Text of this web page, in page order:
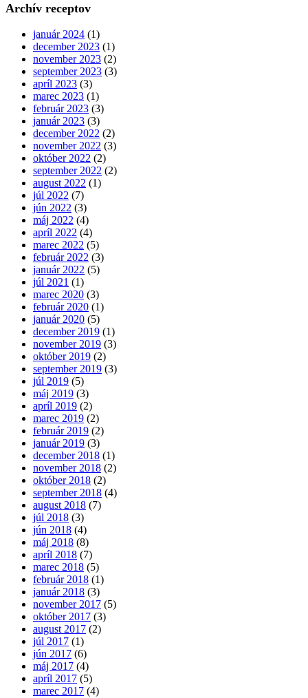
Archív receptov
január 2024 (1)
december 2023 (1)
november 2023 (2)
september 2023 (3)
apríl 2023 (3)
marec 2023 (1)
február 2023 (3)
január 2023 (3)
december 2022 (2)
november 2022 (3)
október 2022 (2)
september 2022 (2)
august 2022 (1)
júl 2022 (7)
jún 2022 (3)
máj 2022 (4)
apríl 2022 (4)
marec 2022 (5)
február 2022 (3)
január 2022 (5)
júl 2021 (1)
marec 2020 (3)
február 2020 (1)
január 2020 (5)
december 2019 (1)
november 2019 (3)
október 2019 (2)
september 2019 (3)
júl 2019 (5)
máj 2019 (3)
apríl 2019 (2)
marec 2019 (2)
február 2019 (2)
január 2019 (3)
december 2018 (1)
november 2018 (2)
október 2018 (2)
september 2018 (4)
august 2018 (7)
júl 2018 (3)
jún 2018 (4)
máj 2018 (8)
apríl 2018 (7)
marec 2018 (5)
február 2018 (1)
január 2018 (3)
november 2017 (5)
október 2017 (3)
august 2017 (2)
júl 2017 (1)
jún 2017 (6)
máj 2017 (4)
apríl 2017 (5)
marec 2017 (4)